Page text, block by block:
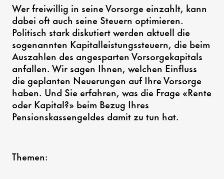
Wer freiwillig in seine Vorsorge einzahlt, kann
dabei oft auch seine Steuern optimieren.
Politisch stark diskutiert werden aktuell die
sogenannten Kapitalleistungssteuern, die beim
Auszahlen des angesparten Vorsorgekapitals
anfallen. Wir sagen Ihnen, welchen Einfluss
die geplanten Neuerungen auf Ihre Vorsorge
haben. Und Sie erfahren, was die Frage «Rente
oder Kapital?» beim Bezug Ihres
Pensionskassengeldes damit zu tun hat.
Themen: